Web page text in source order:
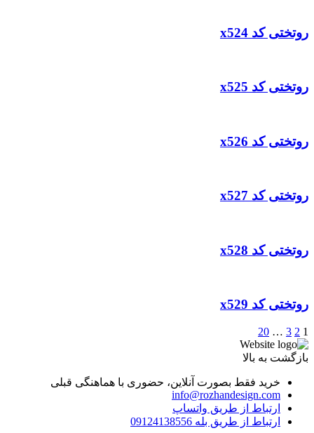
روتختی کد x524
روتختی کد x525
روتختی کد x526
روتختی کد x527
روتختی کد x528
روتختی کد x529
1
2
3
…
20
بازگشت به بالا
خرید فقط بصورت آنلاین، حضوری با هماهنگی قبلی
info@rozhandesign.com
ارتباط از طریق واتساپ
ارتباط از طریق بله 09124138556